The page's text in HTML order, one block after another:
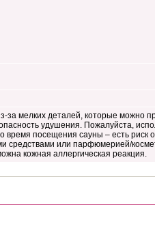
мелких деталей, которые можно
удушения. Пожалуйста,
время посещения сауны – есть риск
средствами или парфюмерией/
кожная аллергическая реакция.